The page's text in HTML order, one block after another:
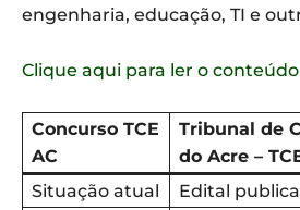
engenharia, educação, TI e
Clique aqui para ler o
Concurso TCE
AC
Tribunal de
do Acre –
Situação atual
Edital